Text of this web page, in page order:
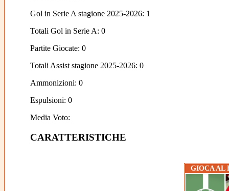
Gol in Serie A stagione 2025-2026: 1
Totali Gol in Serie A: 0
Partite Giocate: 0
Totali Assist stagione 2025-2026: 0
Ammonizioni: 0
Espulsioni: 0
Media Voto:
CARATTERISTICHE
GIOCA AL